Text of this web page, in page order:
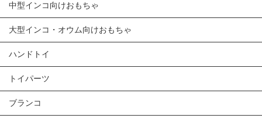
中型インコ向けおもちゃ
大型インコ・オウム向けおもちゃ
ハンドトイ
トイパーツ
ブランコ